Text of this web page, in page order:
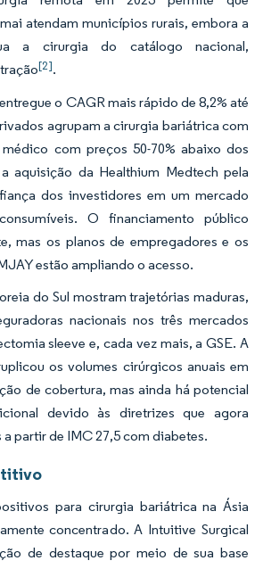
atendam municípios rurais, embora a
a cirurgia do catálogo nacional,
[2].
o CAGR mais rápido de 8,2% até
agrupam a cirurgia bariátrica com
com preços 50-70% abaixo dos
aquisição da Healthium Medtech pela
dos investidores em um mercado
O financiamento público
mas os planos de empregadores e os
estão ampliando o acesso.
do Sul mostram trajetórias maduras,
nacionais nos três mercados
sleeve e, cada vez mais, a GSE. A
os volumes cirúrgicos anuais em
de cobertura, mas ainda há potencial
devido às diretrizes que agora
partir de IMC 27,5 com diabetes.
para cirurgia bariátrica na Ásia
concentrado. A Intuitive Surgical
de destaque por meio de sua base